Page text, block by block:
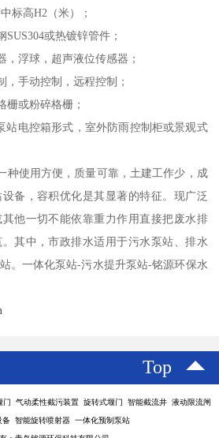
标高H2（米）；
或热镀锌管件；
，浮球，超声液位传感器；
，手动控制，远程控制；
栅或粉碎格栅；
站电控箱形式，室外防雨控制柜或景观式
种使用方便，质量可靠，土建工作少，成
备，容积优化是其显著的特征。现广泛
他一切不能依靠重力作用直接把废水排
其中，市政排水适用于污水泵站、排水
。一体化泵站-污水提升泵站-铭源环保水
Top
门 气动柔性截污装置 旋转式堰门 智能截流井 液动限流闸
备 智能旋转喷射器 一体化预制泵站